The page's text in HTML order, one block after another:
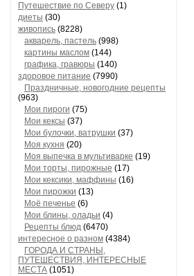
Путешествие по Северу (1)
диеты (30)
живопись (8228)
акварель, пастель (998)
картины маслом (144)
графика, гравюры (140)
здоровое питание (7990)
Праздничные, новогодние рецепты
(963)
Мои пироги (75)
Мои кексы (37)
Мои булочки, ватрушки (37)
Моя кухня (20)
Моя выпечка в мультиварке (19)
Мои торты, пирожные (17)
Мои кексики, маффины (16)
Мои пирожки (13)
Моё печенье (6)
Мои блины, оладьи (4)
Рецепты блюд (6470)
интересное о разном (4384)
ГОРОДА И СТРАНЫ,
ПУТЕШЕСТВИЯ, ИНТЕРЕСНЫЕ
МЕСТА (1051)